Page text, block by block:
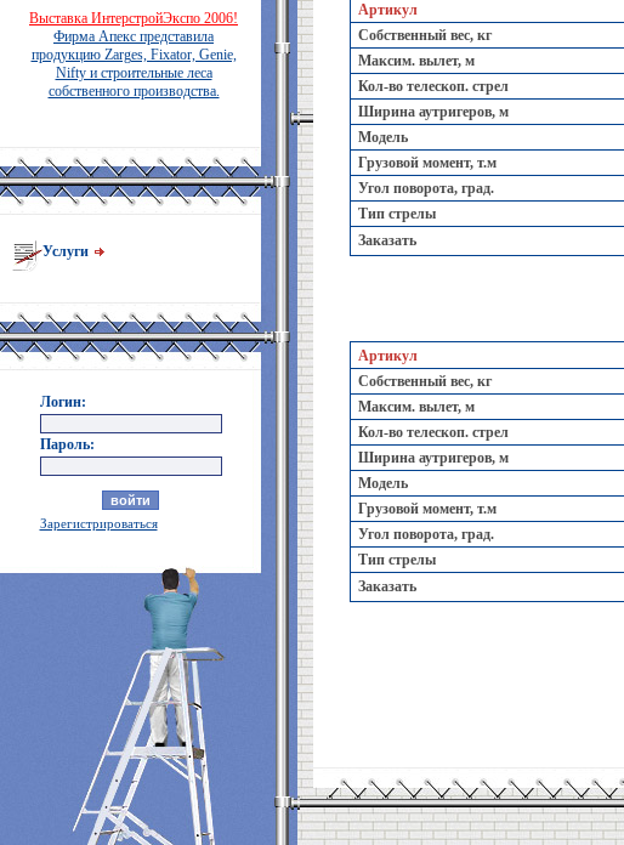
Выставка ИнтерстройЭкспо 2006!
Фирма Апекс представила
продукцию Zarges, Fixator, Genie,
Nifty и строительные леса
собственного производства.
Услуги
Логин:
Пароль:
Зарегистрироваться
Артикул
Собственный вес, кг
Максим. вылет, м
Кол-во телескоп. стрел
Ширина аутригеров, м
Модель
Грузовой момент, т.м
Угол поворота, град.
Тип стрелы
Заказать
Артикул
Собственный вес, кг
Максим. вылет, м
Кол-во телескоп. стрел
Ширина аутригеров, м
Модель
Грузовой момент, т.м
Угол поворота, град.
Тип стрелы
Заказать